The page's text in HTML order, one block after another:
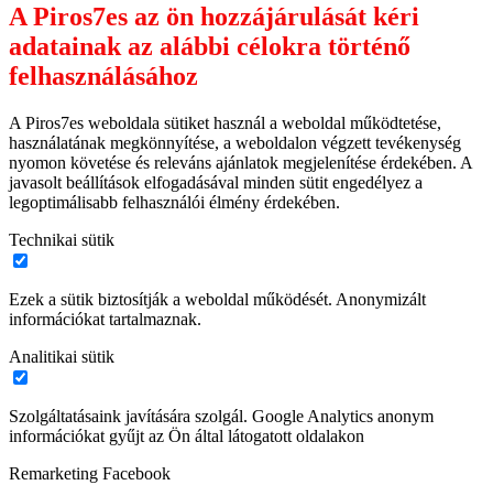
A Piros7es az ön hozzájárulását kéri
adatainak az alábbi célokra történő
felhasználásához
A Piros7es weboldala sütiket használ a weboldal működtetése,
használatának megkönnyítése, a weboldalon végzett tevékenység
nyomon követése és releváns ajánlatok megjelenítése érdekében. A
javasolt beállítások elfogadásával minden sütit engedélyez a
legoptimálisabb felhasználói élmény érdekében.
Technikai sütik
Ezek a sütik biztosítják a weboldal működését. Anonymizált
információkat tartalmaznak.
Analitikai sütik
Szolgáltatásaink javítására szolgál. Google Analytics anonym
információkat gyűjt az Ön által látogatott oldalakon
Remarketing Facebook